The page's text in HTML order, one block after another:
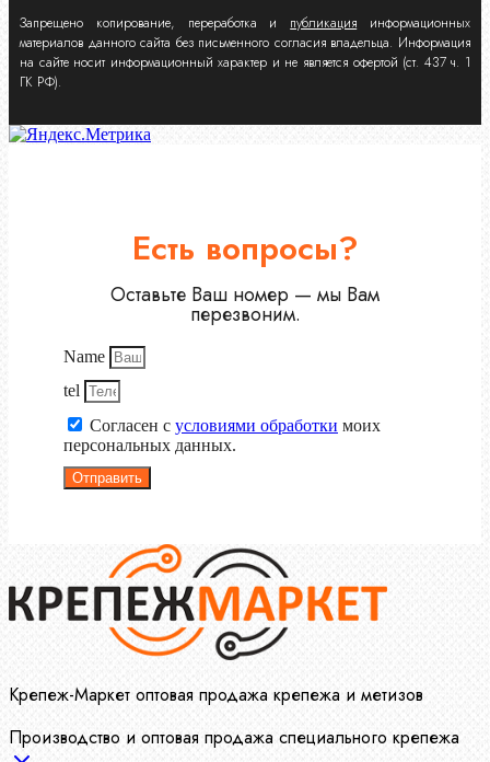
Запрещено копирование, переработка и публикация информационных
материалов данного сайта без письменного согласия владельца. Информация
на сайте носит информационный характер и не является офертой (ст. 437 ч. 1
ГК РФ).
Есть вопросы?
Оставьте Ваш номер — мы Вам
перезвоним.
Name
tel
Согласен с условиями обработки моих
персональных данных.
Отправить
Крепеж-Маркет оптовая продажа крепежа и метизов
Производство и оптовая продажа специального крепежа